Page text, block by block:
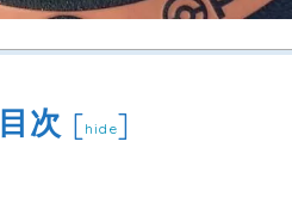
目次 [hide]